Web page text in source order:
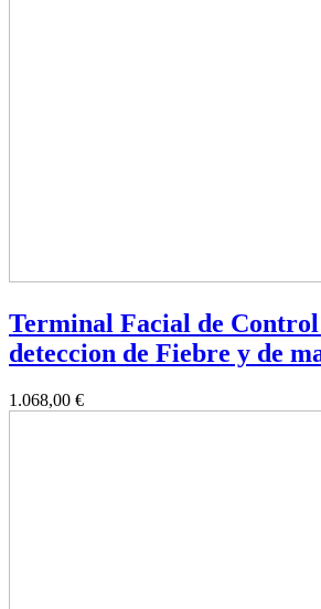
Terminal Facial de Control
deteccion de Fiebre y de
1.068,00 €